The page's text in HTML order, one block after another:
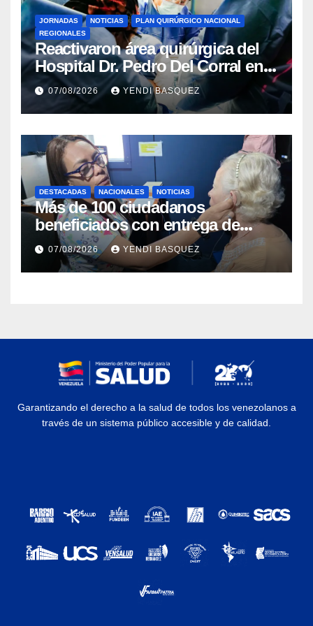
JORNADAS NOTICIAS
PLAN QUIRÚRGICO NACIONAL
REGIONALES
Reactivaron área quirúrgica del
Hospital Dr. Pedro Del Corral en
Guárico
07/08/2026 YENDI BASQUEZ
DESTACADAS NACIONALES NOTICIAS
Más de 100 ciudadanos
beneficiados con entrega de
prótesis auditivas en el Centro de
Rehabilitación J.J. Arvelo
07/08/2026 YENDI BASQUEZ
Garantizando el derecho a la salud de todos los venezolanos a
través de un sistema público accesible y de calidad.